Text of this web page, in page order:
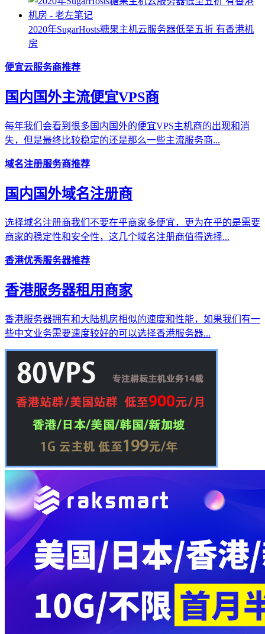
2020年SugarHosts糖果主机云服务器低至五折 有香港机
房
便宜云服务商推荐
国内国外主流便宜VPS商
每年我们会看到很多国内国外的便宜VPS主机商的出现和消
失，但是最终比较稳定的还是那么一些主流服务商...
域名注册服务商推荐
国内国外域名注册商
选择域名注册商我们不要在乎商家多便宜，更为在乎的是需要
商家的稳定性和安全性，这几个域名注册商值得选择...
香港优秀服务器推荐
香港服务器租用商家
香港服务器拥有和大陆机房相似的速度和性能，如果我们有一
些中文业务需要速度较好的可以选择香港服务器...